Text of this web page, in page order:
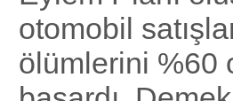
otomobil
ölümlerini %60